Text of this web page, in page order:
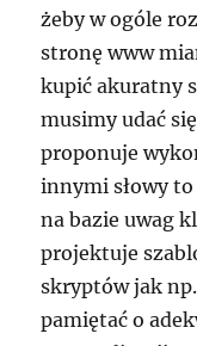
żeby w ogóle
stronę www
kupić akuratny
musimy udać
proponuje
innymi słowy
na bazie uwag
projektuje
skryptów jak
pamiętać o